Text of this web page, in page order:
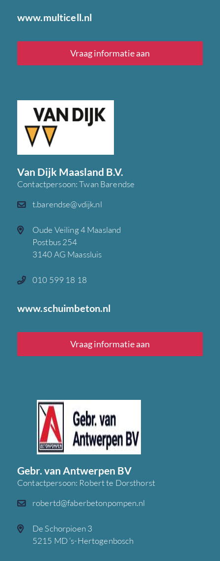
www.multicell.nl
Vraag informatie aan
Van Dijk Maasland B.V.
Contactpersoon: Twan Barendse
t.barendse@vdijk.nl
Oude Veiling 4 Maasland
Postbus 254
3140 AG Maassluis
010 599 18 18
www.schuimbeton.nl
Vraag informatie aan
Gebr. van Antwerpen BV
Contactpersoon: Robert te Dorsthorst
robertd@faberbetonpompen.nl
De Schorpioen 3
5215 MD ‘s-Hertogenbosch